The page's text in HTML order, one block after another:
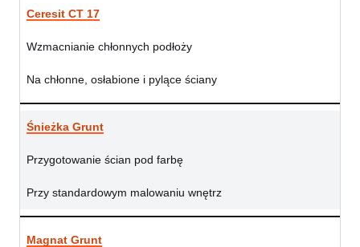
Ceresit CT 17
Wzmacnianie chłonnych podłoży
Na chłonne, osłabione i pylące ściany
Śnieżka Grunt
Przygotowanie ścian pod farbę
Przy standardowym malowaniu wnętrz
Magnat Grunt